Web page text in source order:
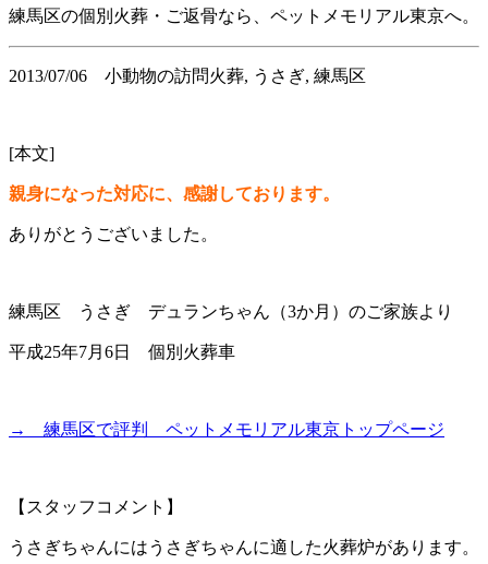
練馬区の個別火葬・ご返骨なら、ペットメモリアル東京へ。
2013/07/06 小動物の訪問火葬, うさぎ, 練馬区
[本文]
親身になった対応に、感謝しております。
ありがとうございました。
練馬区 うさぎ デュランちゃん（3か月）のご家族より
平成25年7月6日 個別火葬車
→ 練馬区で評判 ペットメモリアル東京トップページ
【スタッフコメント】
うさぎちゃんにはうさぎちゃんに適した火葬炉があります。